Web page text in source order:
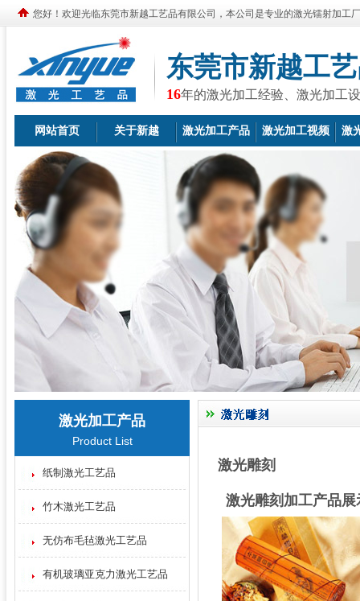
您好！欢迎光临东莞市新越工艺品有限公司，本公司是专业的激光镭射加工
东莞市新越工
16年的激光加工经验、激光加工
网站首页 关于新越 激光加工产品 激光加工视频 激
激光加工产品
Product List
纸制激光工艺品
竹木激光工艺品
无仿布毛毡激光工艺品
有机玻璃亚克力激光工艺品
激光雕刻
激光雕刻加工产品展